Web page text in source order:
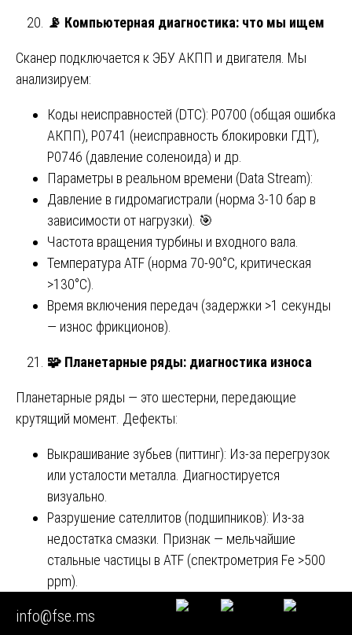
📡 Компьютерная диагностика: что мы ищем
Сканер подключается к ЭБУ АКПП и двигателя. Мы
анализируем:
Коды неисправностей (DTC): P0700 (общая ошибка
АКПП), P0741 (неисправность блокировки ГДТ),
P0746 (давление соленоида) и др.
Параметры в реальном времени (Data Stream):
Давление в гидромагистрали (норма 3-10 бар в
зависимости от нагрузки). 🎯
Частота вращения турбины и входного вала.
Температура ATF (норма 70-90°C, критическая
>130°C).
Время включения передач (задержки >1 секунды
— износ фрикционов).
🧩 Планетарные ряды: диагностика износа
Планетарные ряды — это шестерни, передающие
крутящий момент. Дефекты:
Выкрашивание зубьев (питтинг): Из-за перегрузок
или усталости металла. Диагностируется
визуально.
Разрушение сателлитов (подшипников): Из-за
недостатка смазки. Признак — мельчайшие
стальные частицы в ATF (спектрометрия Fe >500
ppm).
Износ торцов шестерен: Приводит к осевому
люфту и шуму.
info@fse.ms